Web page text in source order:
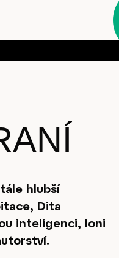
hlubší
Dita
inteligenci, loni